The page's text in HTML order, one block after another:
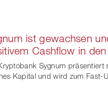
ist gewachsen
Cashflow in
Sygnum präsentiert
Kapital und wird zum Fast-